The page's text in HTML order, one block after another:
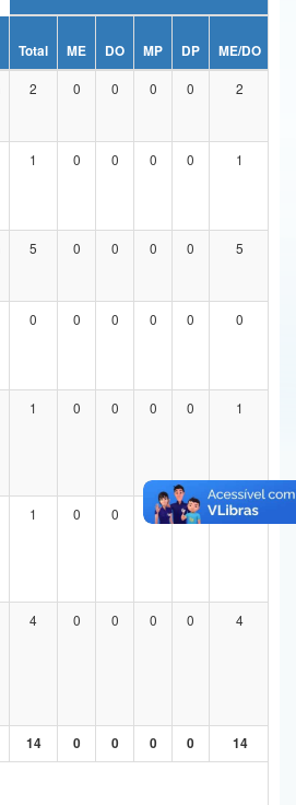
e Comunicações
Direitos Humanos
Total ME DO MP DP ME/DO
2 0 0 0 0 2
1 0 0 0 0 1
5 0 0 0 0 5
0 0 0 0 0 0
1 0 0 0 0 1
1 0 0 0 0 1
4 0 0 0 0 4
14 0 0 0 0 14